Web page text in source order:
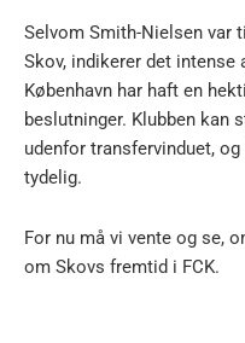
Selvom Smith-Nielsen var
Skov, indikerer det intense
København har haft en
beslutninger. Klubben kan
udenfor transfervinduet,
tydelig.
For nu må vi vente og se,
om Skovs fremtid i FCK.